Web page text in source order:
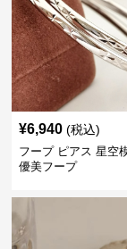
¥6,940 (税込)
フープ ピアス 星空
優美フープ